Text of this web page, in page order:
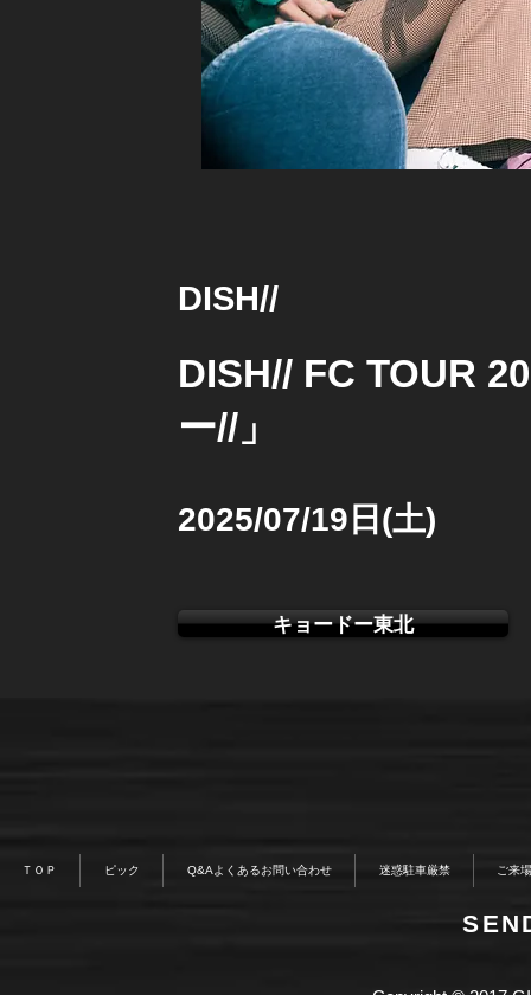
DISH//
DISH// FC TOUR
ー//」
2025/07/19日(土)
キョードー東北
ＴＯＰ ピック Q&Aよくあるお問い合わせ 迷惑駐車厳禁 ご来